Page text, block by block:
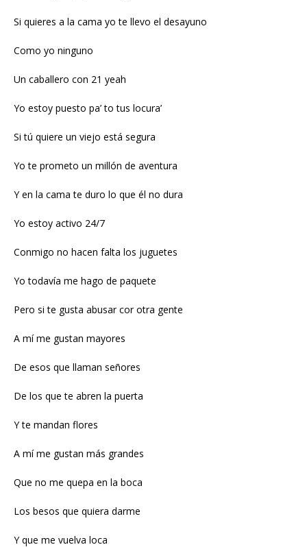
Si quieres a la cama yo te llevo el desayuno
Como yo ninguno
Un caballero con 21 yeah
Yo estoy puesto pa’ to tus locura’
Si tú quiere un viejo está segura
Yo te prometo un millón de aventura
Y en la cama te duro lo que él no dura
Yo estoy activo 24/7
Conmigo no hacen falta los juguetes
Yo todavía me hago de paquete
Pero si te gusta abusar cor otra gente
A mí me gustan mayores
De esos que llaman señores
De los que te abren la puerta
Y te mandan flores
A mí me gustan más grandes
Que no me quepa en la boca
Los besos que quiera darme
Y que me vuelva loca